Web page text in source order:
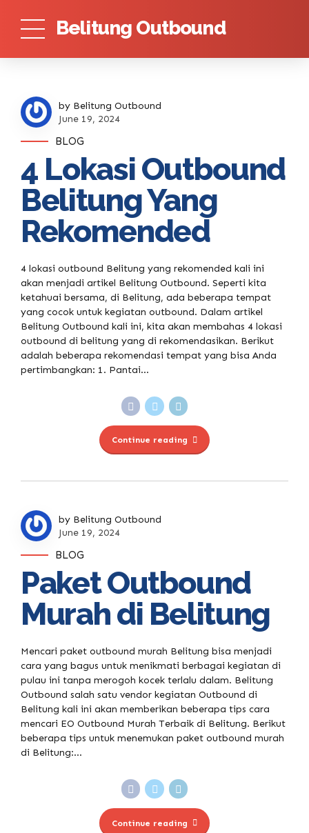
Belitung Outbound
by Belitung Outbound
June 19, 2024
BLOG
4 Lokasi Outbound
Belitung Yang
Rekomended
4 lokasi outbound Belitung yang rekomended kali ini
akan menjadi artikel Belitung Outbound. Seperti kita
ketahuai bersama, di Belitung, ada beberapa tempat
yang cocok untuk kegiatan outbound. Dalam artikel
Belitung Outbound kali ini, kita akan membahas 4 lokasi
outbound di belitung yang di rekomendasikan. Berikut
adalah beberapa rekomendasi tempat yang bisa Anda
pertimbangkan: 1. Pantai...
Continue reading
by Belitung Outbound
June 19, 2024
BLOG
Paket Outbound
Murah di Belitung
Mencari paket outbound murah Belitung bisa menjadi
cara yang bagus untuk menikmati berbagai kegiatan di
pulau ini tanpa merogoh kocek terlalu dalam. Belitung
Outbound salah satu vendor kegiatan Outbound di
Belitung kali ini akan memberikan beberapa tips cara
mencari EO Outbound Murah Terbaik di Belitung. Berikut
beberapa tips untuk menemukan paket outbound murah
di Belitung:...
Continue reading